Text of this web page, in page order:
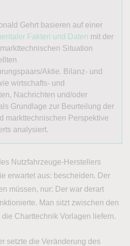
Gehrt basieren auf einer
Fakten und Daten mit der
Situation
Aktie. Bilanz- und
wirtschafts- und
Nachrichten und/oder
Grundlage zur Beurteilung der
markttechnischen Perspektive
analysiert.
Nutzfahrzeuge-Herstellers
erwartet aus: bescheiden. Der
müssen, nur: Der war derart
Man sitzt zwischen den
Charttechnik Vorlagen liefern.
setzte die Veränderung des